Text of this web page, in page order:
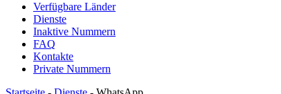
Verfügbare Länder
Dienste
Inaktive Nummern
FAQ
Kontakte
Private Nummern